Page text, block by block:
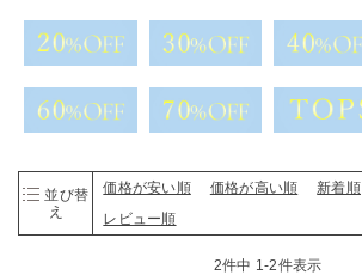
並び替
え
価格が安い順 価格が高い順 新着順
レビュー順
2件中 1 -2件表示